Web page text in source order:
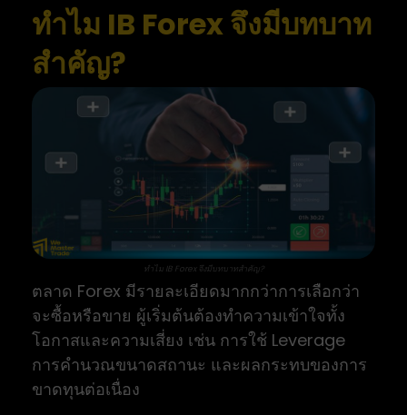
ทำไม IB Forex จึงมีบทบาท
สำคัญ?
ทำไม IB Forex จึงมีบทบาทสำคัญ?
ตลาด Forex มีรายละเอียดมากกว่าการเลือกว่า
จะซื้อหรือขาย ผู้เริ่มต้นต้องทำความเข้าใจทั้ง
โอกาสและความเสี่ยง เช่น การใช้ Leverage
การคำนวณขนาดสถานะ และผลกระทบของการ
ขาดทุนต่อเนื่อง